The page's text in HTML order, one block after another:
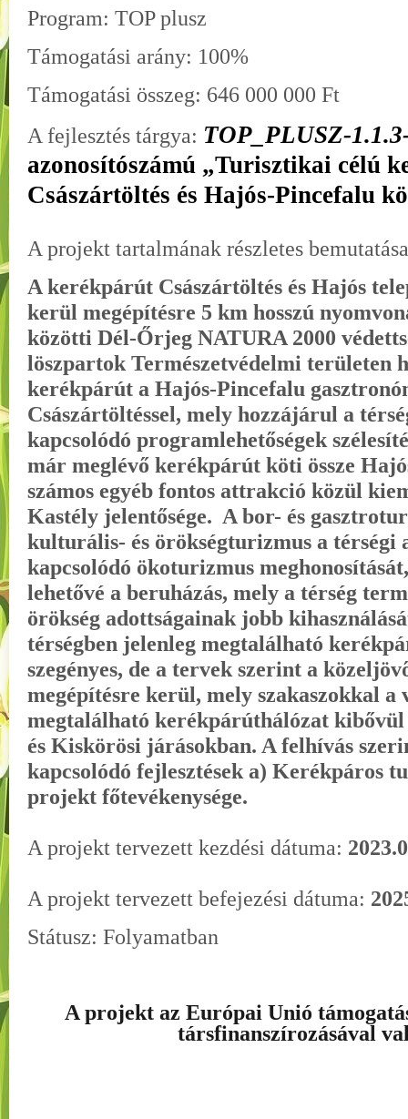
Program: TOP plusz
Támogatási arány: 100%
Támogatási összeg: 646 000 000 Ft
A fejlesztés tárgya: TOP_PLUSZ-
azonosítószámú „Turisztikai célú
Császártöltés és Hajós-Pincefalu
A projekt tartalmának részletes bemutatása
A kerékpárút Császártöltés és Hajós
kerül megépítésre 5 km hosszú
közötti Dél-Őrjeg NATURA 2000
löszpartok Természetvédelmi területen
kerékpárút a Hajós-Pincefalu
Császártöltéssel, mely hozzájárul a
kapcsolódó programlehetőségek
már meglévő kerékpárút köti össze
számos egyéb fontos attrakció közül
Kastély jelentősége. A bor- és
kulturális- és örökségturizmus a térségi
kapcsolódó ökoturizmus
lehetővé a beruházás, mely a térség
örökség adottságainak jobb
térségben jelenleg megtalálható
szegényes, de a tervek szerint a
megépítésre kerül, mely szakaszokkal a
megtalálható kerékpárúthálózat
és Kiskörösi járásokban. A felhívás
kapcsolódó fejlesztések a) Kerékpáros
projekt főtevékenysége.
A projekt tervezett kezdési dátuma:
A projekt tervezett befejezési dátuma:
Státusz: Folyamatban
A projekt az Európai Unió
társfinanszírozásával